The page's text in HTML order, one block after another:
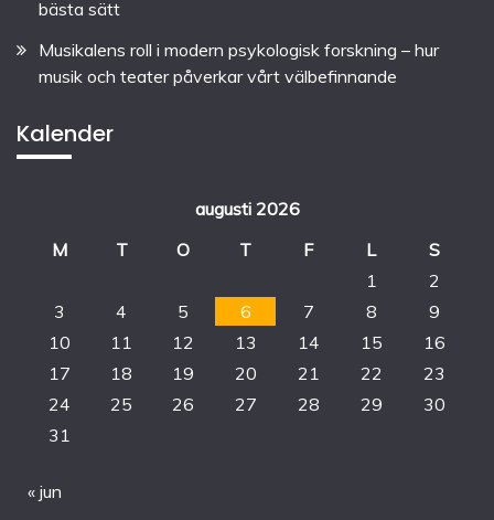
bästa sätt
Musikalens roll i modern psykologisk forskning – hur
musik och teater påverkar vårt välbefinnande
Kalender
augusti 2026
M
T O T F L
S
1
2
3
4 5 6 7 8
9
10
11 12 13 14 15
16
17
18 19 20 21 22
23
24
25 26 27 28 29
30
31
« jun